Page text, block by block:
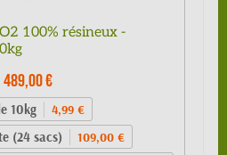
100% résineux -
489,00 €
10kg 4,99 €
(24 sacs) 109,00 €